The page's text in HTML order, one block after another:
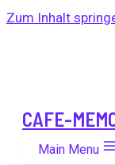
Zum Inhalt
CAFE-
Main Menu